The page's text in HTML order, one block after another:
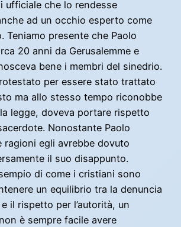
ufficiale che lo rendesse
ad un occhio esperto come
Teniamo presente che Paolo
20 anni da Gerusalemme e
bene i membri del sinedrio.
per essere stato trattato
ma allo stesso tempo riconobbe
legge, doveva portare rispetto
Nonostante Paolo
ragioni egli avrebbe dovuto
il suo disappunto.
di come i cristiani sono
un equilibrio tra la denuncia
il rispetto per l’autorità, un
è sempre facile avere